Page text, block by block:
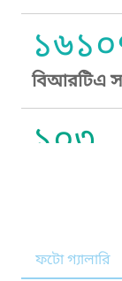
বিআরটিএ
১০৩
নারী ও শিশু
ফটো গ্যালারি